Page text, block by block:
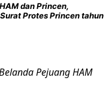
dan Princen,
Protes Princen tahun
Pejuang HAM